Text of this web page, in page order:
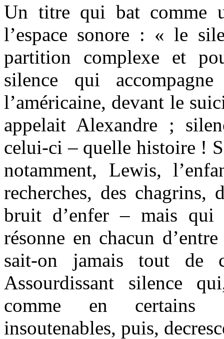
Un titre qui bat comme
l’espace sonore : « le
partition complexe et
silence qui
l’américaine, devant le
appelait Alexandre ;
celui-ci – quelle histoire !
notamment, Lewis,
recherches, des
bruit d’enfer – mais
résonne en chacun
sait-on jamais tout
Assourdissant silence
comme en certains
insoutenables, puis,